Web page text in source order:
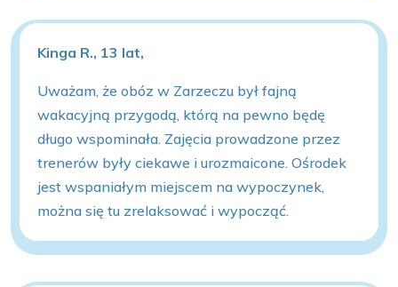
Kinga R., 13 lat,
Uważam, że obóz w Zarzeczu był fajną
wakacyjną przygodą, którą na pewno będę
długo wspominała. Zajęcia prowadzone przez
trenerów były ciekawe i urozmaicone. Ośrodek
jest wspaniałym miejscem na wypoczynek,
można się tu zrelaksować i wypocząć.